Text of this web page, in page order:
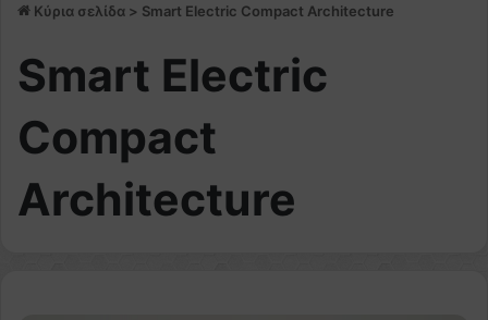
Κύρια σελίδα > Smart Electric Compact Architecture
Smart Electric
Compact
Architecture